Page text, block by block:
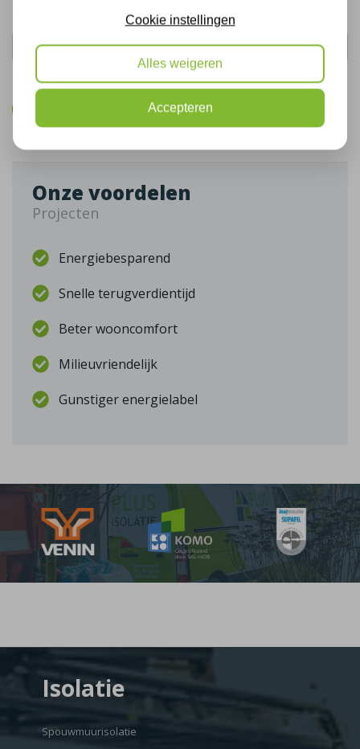
De gegevens die u hier verstrekt vallen onder ons
Onze voordelen
Projecten
Energiebesparend
Snelle terugverdientijd
Beter wooncomfort
Milieuvriendelijk
Gunstiger energielabel
Isolatie
Spouwmuurisolatie
Cookie instellingen
Alles weigeren
Accepteren